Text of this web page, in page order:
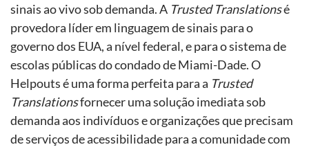
sinais ao vivo sob demanda. A Trusted Translationsé
provedora líder em linguagem de sinais para o
governo dos EUA, a nível federal, e para o sistema de
escolas públicas do condado de Miami-Dade. O
Helpouts é uma forma perfeita para a Trusted
Translationsfornecer uma solução imediata sob
demanda aos indivíduos e organizações que precisam
de serviços de acessibilidade para a comunidade com